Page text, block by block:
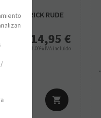
RICK RUDE
14,95 €
21.00% IVA incluido
-